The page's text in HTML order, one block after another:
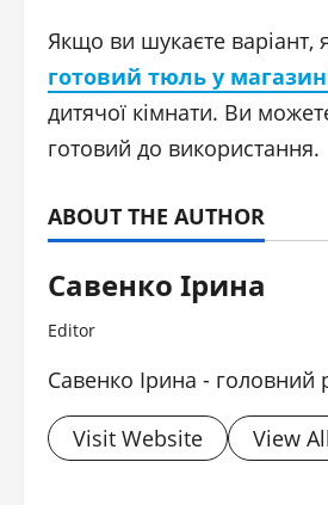
Якщо ви шукаєте варіант,
готовий тюль у
дитячої кімнати. Ви
готовий до використання.
ABOUT THE AUTHOR
Савенко Ірина
Editor
Савенко Ірина - головний
Visit Website View